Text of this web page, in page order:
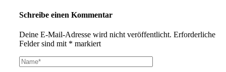
Schreibe einen Kommentar
Deine E-Mail-Adresse wird nicht veröffentlicht. Erforderliche
Felder sind mit * markiert